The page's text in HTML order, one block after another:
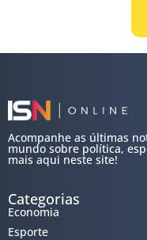
Acompanhe as últimas
mundo sobre política,
mais aqui neste site!
Categorias
Economia
Esporte